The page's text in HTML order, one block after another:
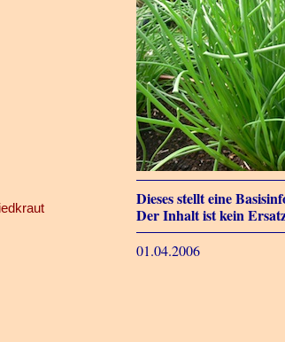
Dieses stellt eine
Der Inhalt ist kein
01.04.2006